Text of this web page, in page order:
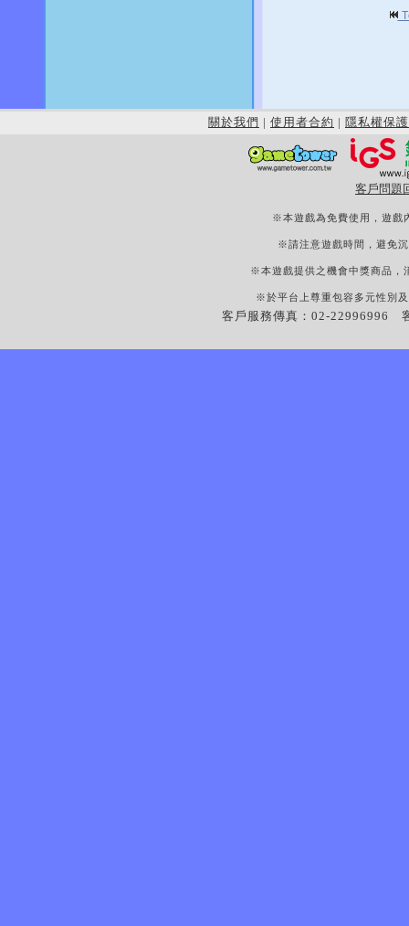
關於我們 | 使用者合約 | 隱私權保護
客戶問題
※本遊戲為免費使用，遊戲
※請注意遊戲時間，避免
※本遊戲提供之機會中獎商品，
※於平台上尊重包容多元性別
客戶服務傳真：02-22996996